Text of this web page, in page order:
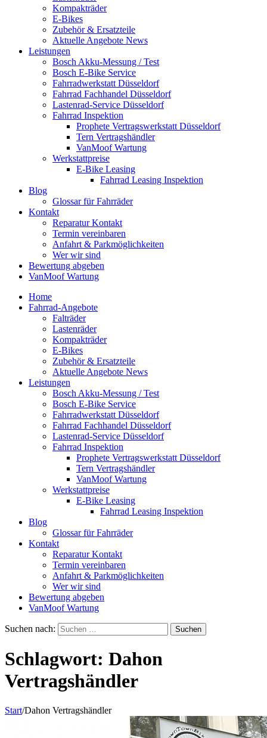
Kompakträder
E-Bikes
Zubehör & Ersatzteile
Aktuelle Angebote News
Leistungen
Bosch Akku-Messung / Test
Bosch E-Bike Service
Fahrradwerkstatt Düsseldorf
Fahrrad Fachhandel Düsseldorf
Lastenrad-Service Düsseldorf
Fahrrad Inspektion
Prophete Vertragswerkstatt Düsseldorf
Tern Vertragshändler
VanMoof Wartung
Werkstattpreise
E-Bike Leasing
Fahrrad Leasing Inspektion
Blog
Glossar für Fahrräder
Kontakt
Reparatur Kontakt
Termin vereinbaren
Anfahrt & Parkmöglichkeiten
Wer wir sind
Bewertung abgeben
VanMoof Wartung
Home
Fahrrad-Angebote
Falträder
Lastenräder
Kompakträder
E-Bikes
Zubehör & Ersatzteile
Aktuelle Angebote News
Leistungen
Bosch Akku-Messung / Test
Bosch E-Bike Service
Fahrradwerkstatt Düsseldorf
Fahrrad Fachhandel Düsseldorf
Lastenrad-Service Düsseldorf
Fahrrad Inspektion
Prophete Vertragswerkstatt Düsseldorf
Tern Vertragshändler
VanMoof Wartung
Werkstattpreise
E-Bike Leasing
Fahrrad Leasing Inspektion
Blog
Glossar für Fahrräder
Kontakt
Reparatur Kontakt
Termin vereinbaren
Anfahrt & Parkmöglichkeiten
Wer wir sind
Bewertung abgeben
VanMoof Wartung
Suchen nach:
Schlagwort: Dahon
Vertragshändler
Start/Dahon Vertragshändler